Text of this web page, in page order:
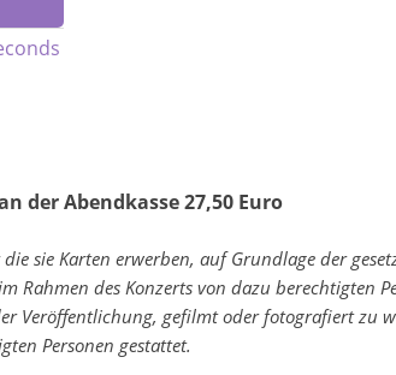
der Abendkasse 27,50 Euro
sie Karten erwerben, auf Grundlage der
des Konzerts von dazu berechtigten
Veröffentlichung, gefilmt oder fotografiert zu
Personen gestattet.